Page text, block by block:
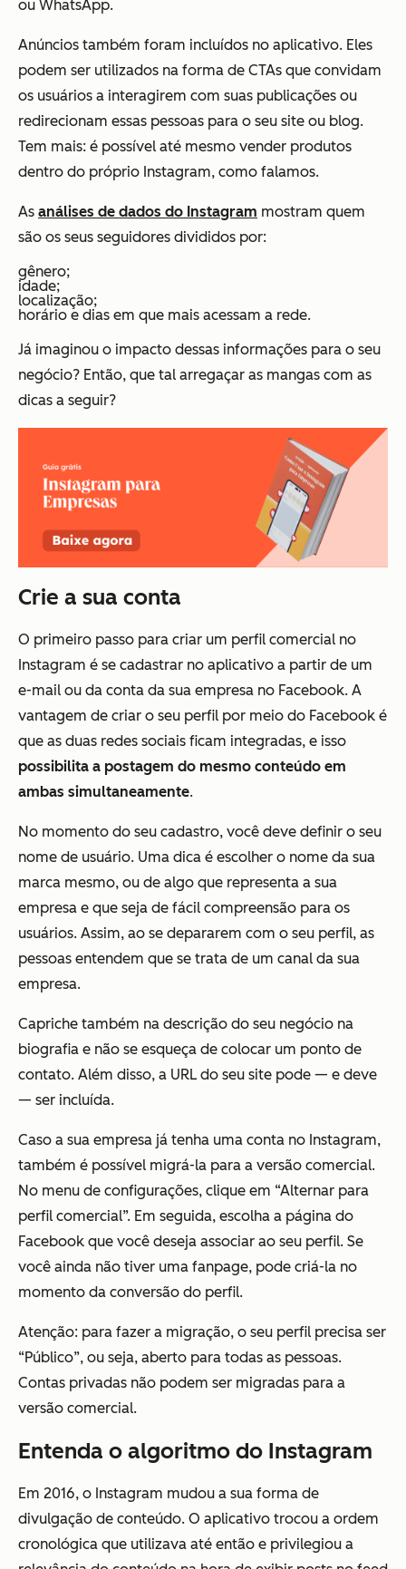
ou WhatsApp.
Anúncios também foram incluídos no aplicativo. Eles
podem ser utilizados na forma de CTAs que convidam
os usuários a interagirem com suas publicações ou
redirecionam essas pessoas para o seu site ou blog.
Tem mais: é possível até mesmo vender produtos
dentro do próprio Instagram, como falamos.
As análises de dados do Instagram mostram quem
são os seus seguidores divididos por:
gênero;
idade;
localização;
horário e dias em que mais acessam a rede.
Já imaginou o impacto dessas informações para o seu
negócio? Então, que tal arregaçar as mangas com as
dicas a seguir?
Crie a sua conta
O primeiro passo para criar um perfil comercial no
Instagram é se cadastrar no aplicativo a partir de um
e-mail ou da conta da sua empresa no Facebook. A
vantagem de criar o seu perfil por meio do Facebook é
que as duas redes sociais ficam integradas, e isso
possibilita a postagem do mesmo conteúdo em
ambas simultaneamente.
No momento do seu cadastro, você deve definir o seu
nome de usuário. Uma dica é escolher o nome da sua
marca mesmo, ou de algo que representa a sua
empresa e que seja de fácil compreensão para os
usuários. Assim, ao se depararem com o seu perfil, as
pessoas entendem que se trata de um canal da sua
empresa.
Capriche também na descrição do seu negócio na
biografia e não se esqueça de colocar um ponto de
contato. Além disso, a URL do seu site pode — e deve
— ser incluída.
Caso a sua empresa já tenha uma conta no Instagram,
também é possível migrá-la para a versão comercial.
No menu de configurações, clique em “Alternar para
perfil comercial”. Em seguida, escolha a página do
Facebook que você deseja associar ao seu perfil. Se
você ainda não tiver uma fanpage, pode criá-la no
momento da conversão do perfil.
Atenção: para fazer a migração, o seu perfil precisa ser
“Público”, ou seja, aberto para todas as pessoas.
Contas privadas não podem ser migradas para a
versão comercial.
Entenda o algoritmo do Instagram
Em 2016, o Instagram mudou a sua forma de
divulgação de conteúdo. O aplicativo trocou a ordem
cronológica que utilizava até então e privilegiou a